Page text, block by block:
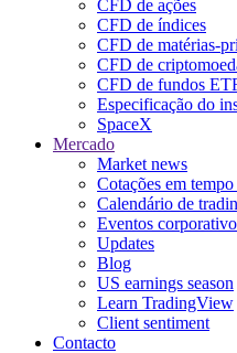
CFD de ações
CFD de índices
CFD de matérias-
CFD de
CFD de fundos
Especificação do
SpaceX
Mercado
Market news
Cotações em tempo
Calendário de
Eventos
Updates
Blog
US earnings season
Learn TradingView
Client sentiment
Contacto